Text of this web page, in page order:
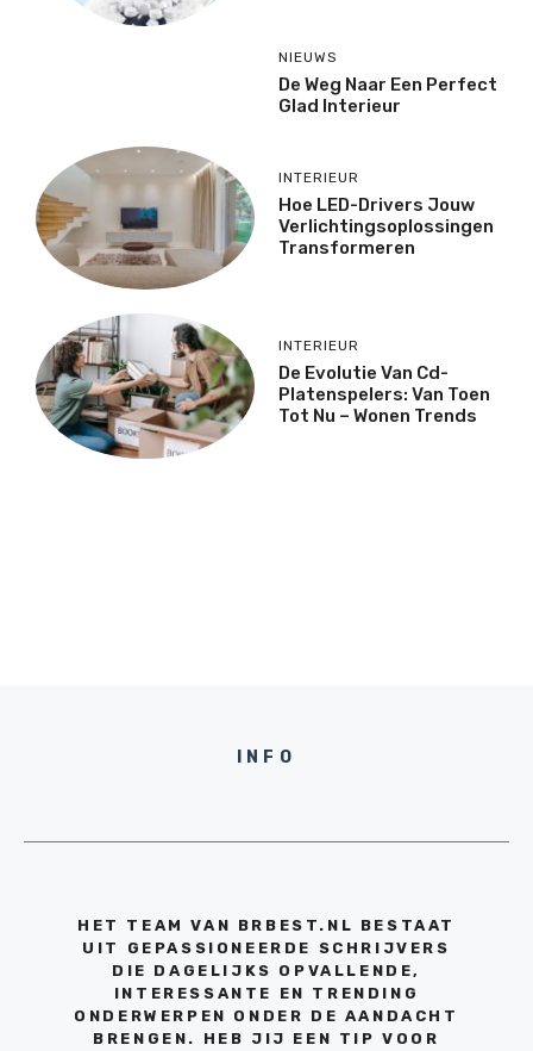
NIEUWS
De Weg Naar Een Perfect
Glad Interieur
INTERIEUR
Hoe LED-Drivers Jouw
Verlichtingsoplossingen
Transformeren
INTERIEUR
De Evolutie Van Cd-
Platenspelers: Van Toen
Tot Nu – Wonen Trends
INFO
HET TEAM VAN BRBEST.NL BESTAAT
UIT GEPASSIONEERDE SCHRIJVERS
DIE DAGELIJKS OPVALLENDE,
INTERESSANTE EN TRENDING
ONDERWERPEN ONDER DE AANDACHT
BRENGEN. HEB JIJ EEN TIP VOOR